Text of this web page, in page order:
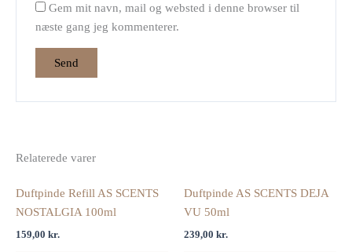
Gem mit navn, mail og websted i denne browser til
næste gang jeg kommenterer.
Relaterede varer
Duftpinde Refill AS SCENTS
NOSTALGIA 100ml
159,00 kr.
Duftpinde AS SCENTS DEJA
VU 50ml
239,00 kr.